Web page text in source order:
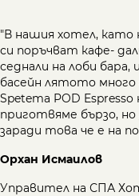
"В нашия хотел, като
си поръчват кафе-
седнали на лоби
басейн лятото
Spetema POD
приготвяме бързо,
заради това че е на
Орхан Исмаилов
Управител на СПА